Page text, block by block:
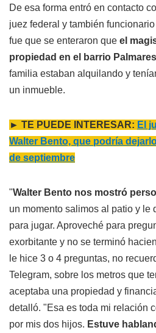
De esa forma entró en contacto
juez federal y también
fue que se enteraron que el
propiedad en el barrio Palmares
familia estaban alquilando y
un inmueble.
► TE PUEDE INTERESAR: El
Walter Bento, que podría
de septiembre
"Walter Bento nos mostró
un momento salimos al patio y le
para jugar. Aproveché para
exorbitante y no se terminó
le hice 3 o 4 preguntas, no
Telegram, sobre los metros que
aceptaba una propiedad y
detalló. "Esa es toda mi relación
por mis dos hijos. Estuve